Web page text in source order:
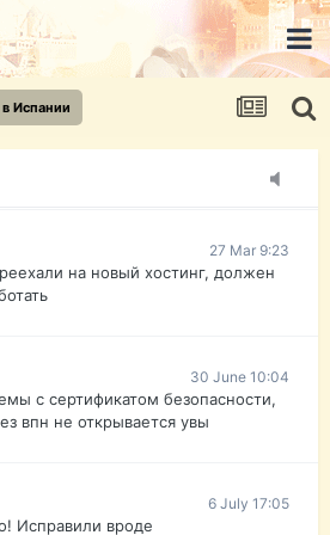
Испании
https://pasport-ua.com/
без VPN сайт и форум
27 Mar 9:23
на новый хостинг, должен
30 June 10:04
с сертификатом безопасности,
впн не открывается увы
6 July 17:05
Исправили вроде